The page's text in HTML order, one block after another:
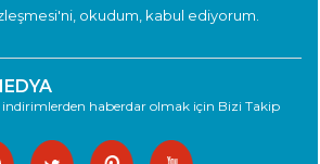
, okudum, kabul ediyorum.
haberdar olmak için Bizi Takip